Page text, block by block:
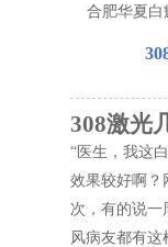
合肥华夏白
308激光
“医生，我这
效果较好啊？
次，有的说一
风病友都有